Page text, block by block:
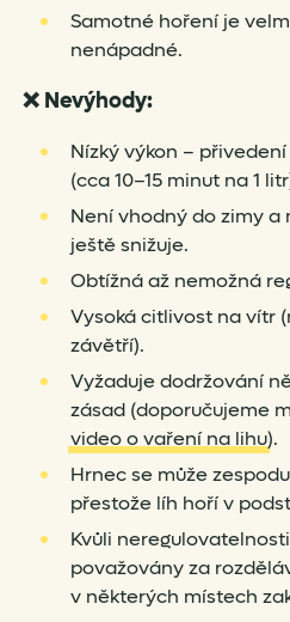
Samotné hoření je
nenápadné.
❌ Nevýhody:
Nízký výkon –
(cca 10–15 minut na 1
Není vhodný do zimy a
ještě snižuje.
Obtížná až nemožná
Vysoká citlivost na vítr
závětří).
Vyžaduje dodržování
zásad (doporučujeme
video o vaření na lihu).
Hrnec se může
přestože líh hoří v
Kvůli
považovány za
v některých místech